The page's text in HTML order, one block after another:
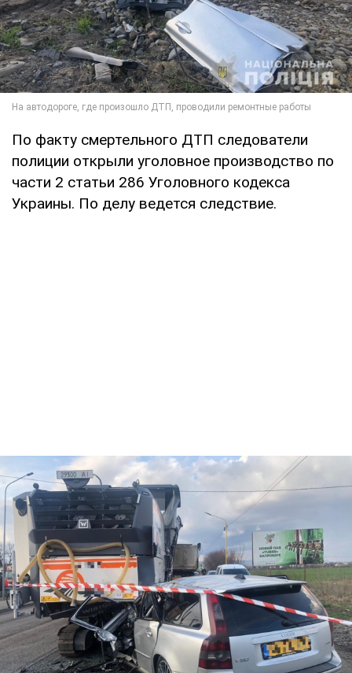
По факту смертельного ДТП следователи
полиции открыли уголовное производство по
части 2 статьи 286 Уголовного кодекса
Украины. По делу ведется следствие.